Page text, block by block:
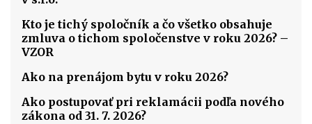
Kto je tichý spoločník a čo všetko obsahuje
zmluva o tichom spoločenstve v roku 2026? –
VZOR
Ako na prenájom bytu v roku 2026?
Ako postupovať pri reklamácii podľa nového
zákona od 31. 7. 2026?